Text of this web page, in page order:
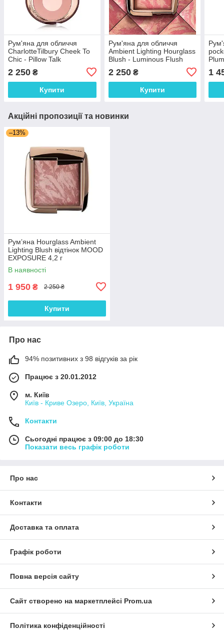
Рум'яна для обличчя
CharlotteTilbury Cheek To
Chic - Pillow Talk
2 250 ₴
Купити
Рум'яна для обличчя
Ambient Lighting Hourglass
Blush - Luminous Flush
2 250₴
Купити
1
Акційні пропозиції та новинки
–13%
Румʼяна Hourglass Ambient
Lighting Blush відтінок MOOD
EXPOSURE 4,2 г
В наявності
1 950 ₴ 2 250 ₴
Купити
Про нас
94% позитивних з 98 відгуків за рік
Працює з 20.01.2012
м. Київ
Київ - Криве Озеро, Київ, Україна
Контакти
Сьогодні працює з 09:00 до 18:30
Показати весь графік роботи
Про нас
Контакти
Доставка та оплата
Графік роботи
Повна версія сайту
Сайт створено на маркетплейсі Prom.ua
Політика конфіденційності